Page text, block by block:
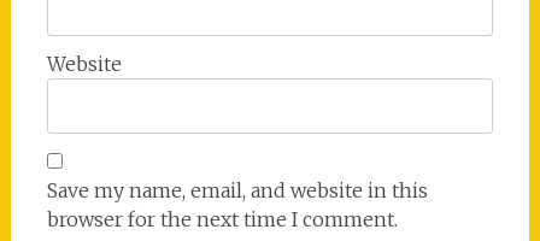
Website
Save my name, email, and website in this
browser for the next time I comment.